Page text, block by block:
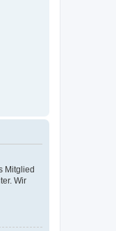
Mitglied
Wir